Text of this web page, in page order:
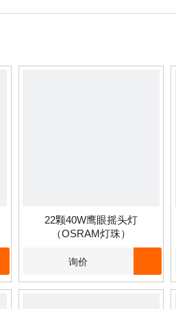
22颗40W鹰眼摇头灯
（OSRAM灯珠）
询价